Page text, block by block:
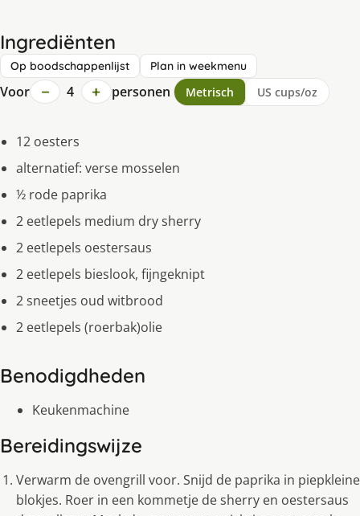
Ingrediënten
Op boodschappenlijst Plan in weekmenu
Voor − 4 + personen Metrisch US cups/oz
12 oesters
alternatief: verse mosselen
½ rode paprika
2 eetlepels medium dry sherry
2 eetlepels oestersaus
2 eetlepels bieslook, fijngeknipt
2 sneetjes oud witbrood
2 eetlepels (roerbak)olie
Benodigdheden
Keukenmachine
Bereidingswijze
Verwarm de ovengrill voor. Snijd de paprika in piepkleine
blokjes. Roer in een kommetje de sherry en oestersaus